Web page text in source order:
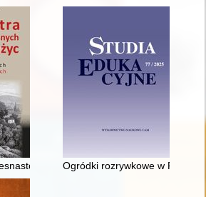
Górnych Łużyc : historia
Ogródki rozrywkowe w